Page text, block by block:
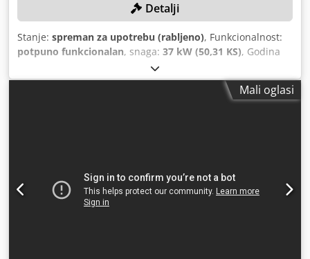
Detalji
Stanje: spreman za upotrebu (rabljeno), Funkcionalnost:
potpuno funkcionalan, snaga: 37 kW (50,31 KS), Godina
, tlak (maks.):
spremnika:1.500 l, maksimalna brzina okretanja:3.800
, broj stroja/vozila:
tlačnog spremnika: OKS Otto Klein GmbH DETALJI STROJA
Snaga motora: 37 kW Brzina motora: 3.800 o/min Radni sati
(stanje: 12/2025): 31.006 h Težina stroja: 860 kg Sljedeći
Mali oglasi